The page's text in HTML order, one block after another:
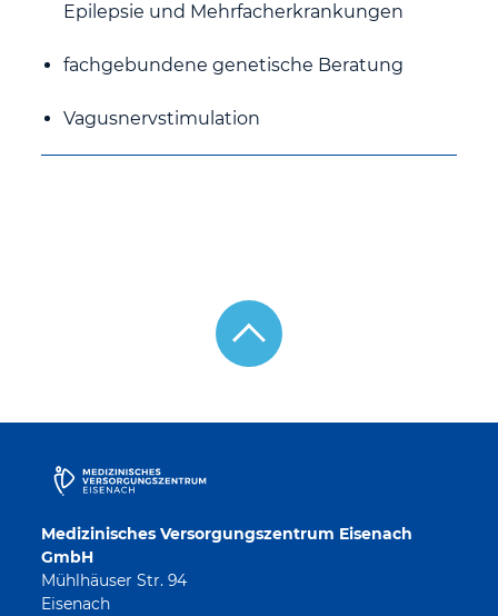
Epilepsie und Mehrfacherkrankungen
fachgebundene genetische Beratung
Vagusnervstimulation
Medizinisches Versorgungszentrum Eisenach
GmbH
Mühlhäuser Str. 94
Eisenach